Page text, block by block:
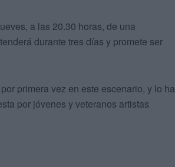
a las 20.30 horas, de una
durante tres días y promete ser
primera vez en este escenario, y lo ha
por jóvenes y veteranos artistas